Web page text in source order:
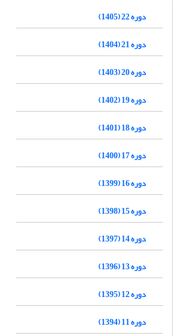
دوره 22 (1405)
دوره 21 (1404)
دوره 20 (1403)
دوره 19 (1402)
دوره 18 (1401)
دوره 17 (1400)
دوره 16 (1399)
دوره 15 (1398)
دوره 14 (1397)
دوره 13 (1396)
دوره 12 (1395)
دوره 11 (1394)